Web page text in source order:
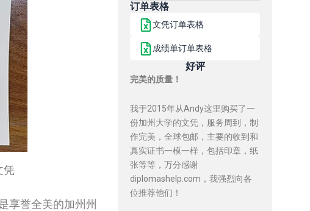
凭
是享誉全美的加州州
订单表格
文凭订单表格
成绩单订单表格
好评
完美的质量！
我于2015年从Andy这里购买了一
份加州大学的文凭，服务周到，制
作完美，全球包邮，主要的收到和
真实证书一模一样，包括印章，纸
张等等，万分感谢
diplomashelp.com，我强烈向各
位推荐他们！